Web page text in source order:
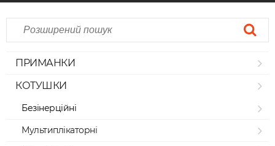
ПРИМАНКИ
КОТУШКИ
Безінерційні
Мультиплікаторні